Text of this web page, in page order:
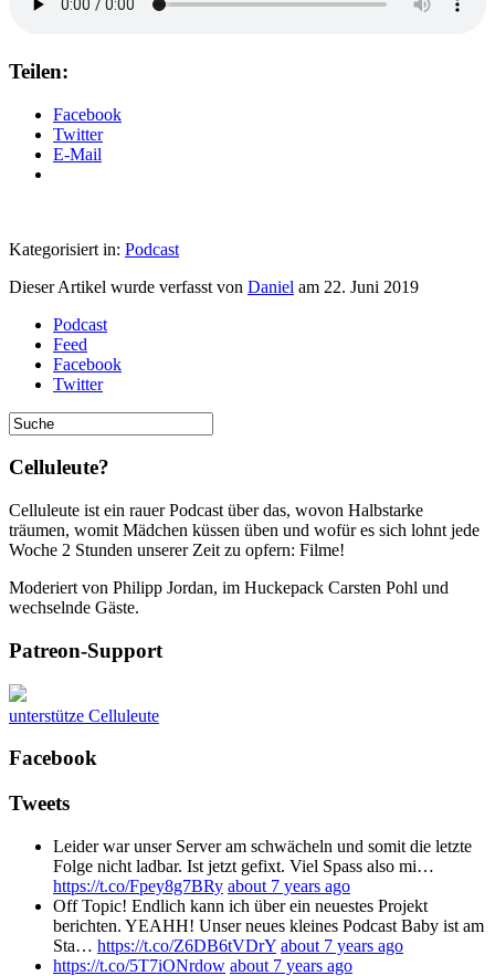
Teilen:
Facebook
Twitter
E-Mail
Kategorisiert in: Podcast
Dieser Artikel wurde verfasst von Daniel am 22. Juni 2019
Podcast
Feed
Facebook
Twitter
Celluleute?
Celluleute ist ein rauer Podcast über das, wovon Halbstarke
träumen, womit Mädchen küssen üben und wofür es sich lohnt jede
Woche 2 Stunden unserer Zeit zu opfern: Filme!
Moderiert von Philipp Jordan, im Huckepack Carsten Pohl und
wechselnde Gäste.
Patreon-Support
unterstütze Celluleute
Facebook
Tweets
Leider war unser Server am schwächeln und somit die letzte
Folge nicht ladbar. Ist jetzt gefixt. Viel Spass also mi…
https://t.co/Fpey8g7BRy about 7 years ago
Off Topic! Endlich kann ich über ein neuestes Projekt
berichten. YEAHH! Unser neues kleines Podcast Baby ist am
Sta… https://t.co/Z6DB6tVDrY about 7 years ago
https://t.co/5T7iONrdow about 7 years ago